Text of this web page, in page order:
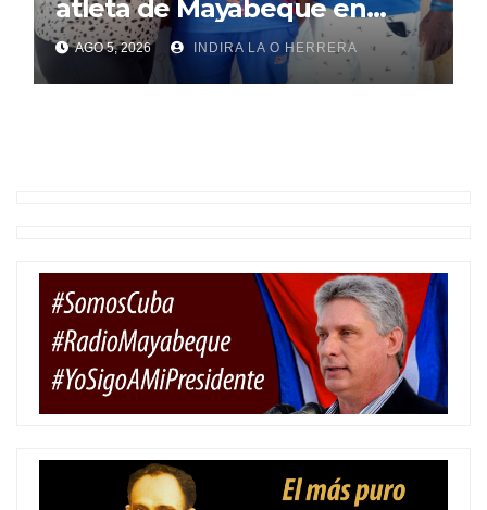
atleta de Mayabeque en
subir al podio
centroamericano
AGO 5, 2026 INDIRA LA O HERRERA